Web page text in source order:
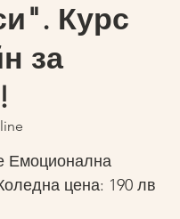
Курс
за
Емоционална
цена: 190 лв